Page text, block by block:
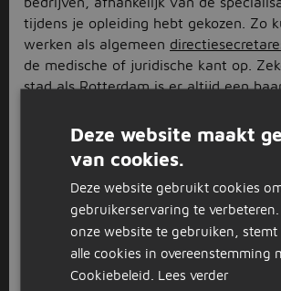
tijdens je opleiding hebt gekozen. Zo
werken als algemeen
de medische of juridische kant op.
stad als Rotterdam is er altijd een
de richting die jou aanspreekt. Er zijn
vacatures voor secretaresse in
bij ziekenhuizen, advocatenkantoren,
afdelingen en bij de overheid. Zo
vacatures voor secretaresse in
wat wils.
Vind jouw baan als
in Rotterdam via
Deze website maakt
van cookies.
Deze website gebruikt cookies
gebruikerservaring te
onze website te gebruiken,
alle cookies in overeenstemming
Cookiebeleid. Lees verder